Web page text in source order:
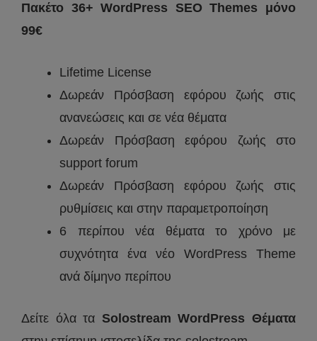
Πακέτο 36+ WordPress SEO Themes μόνο
99€
Lifetime License
Δωρεάν Πρόσβαση εφόρου ζωής στις
ανανεώσεις και σε νέα θέματα
Δωρεάν Πρόσβαση εφόρου ζωής στο
support forum
Δωρεάν Πρόσβαση εφόρου ζωής στις
ρυθμίσεις και στην παραμετροποίηση
6 περίπου νέα θέματα το χρόνο με
συχνότητα ένα νέο WordPress Theme
ανά δίμηνο περίπου
Δείτε όλα τα Solostream WordPress Θέματα